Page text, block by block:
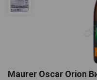
Maurer Oscar Orion